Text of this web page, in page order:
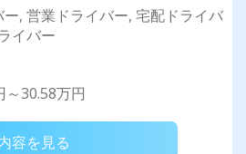
, 営業ドライバー, 宅配ドライバ
イバー
30.58万円
容を見る